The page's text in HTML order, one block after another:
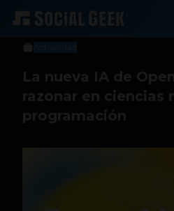
Sergio Ramos
16 de septiembre
La nueva IA de
razonar en ciencias
programación